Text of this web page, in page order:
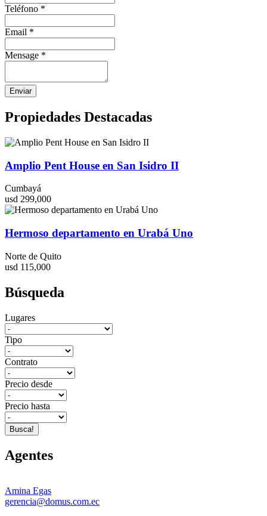
Teléfono *
Email *
Mensage *
Enviar
Propiedades Destacadas
Amplio Pent House en San Isidro II
Cumbayá
usd 299,000
Hermoso departamento en Urabá Uno
Norte de Quito
usd 115,000
Búsqueda
Lugares
Tipo
Contrato
Precio desde
Precio hasta
Busca!
Agentes
Amina Egas
gerencia@domus.com.ec